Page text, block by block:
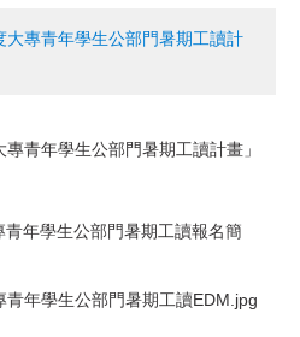
專青年學生公部門暑期工讀計
青年學生公部門暑期工讀計畫」
年學生公部門暑期工讀報名簡
年學生公部門暑期工讀EDM.jpg